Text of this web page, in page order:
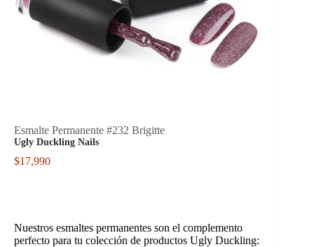
Esmalte Permanente #232 Brigitte
Ugly Duckling Nails
$17,990
Nuestros esmaltes permanentes son el complemento
perfecto para tu colección de productos Ugly Duckling: